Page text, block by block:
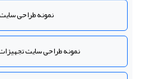
نمونه طراحی
نمونه طراحی سایت